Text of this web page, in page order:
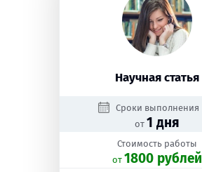
Научная статья
Сроки выполнения
от 1 дня
Стоимость работы
oт 1800 рублей